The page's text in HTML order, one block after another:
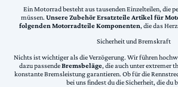
Ein Motorrad besteht aus tausenden Einzelteilen, die
müssen. Unsere Zubehör Ersatzteile Artikel für
folgenden Motorradteile Komponenten, die das
Sicherheit und Bremskraft
Nichts ist wichtiger als die Verzögerung. Wir führen
dazu passendeBremsbeläge, die auch unter extremer
konstante Bremsleistung garantieren. Ob für die
bei uns findest du die Sicherheit, die du